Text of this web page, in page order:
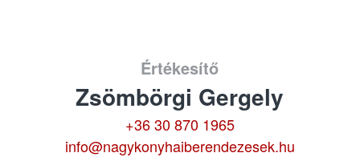
Értékesítő
Zsömbörgi Gergely
+36 30 870 1965
info@nagykonyhaiberendezesek.hu